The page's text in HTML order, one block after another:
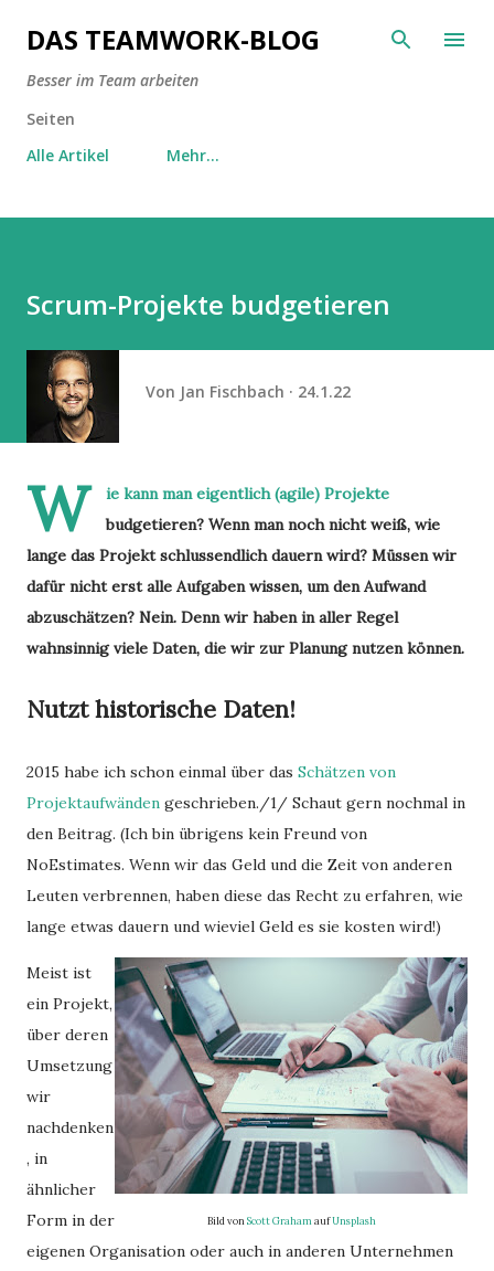
Direkt zum Hauptbereich
DAS TEAMWORK-BLOG
Besser im Team arbeiten
Seiten
Alle Artikel
Mehr…
Scrum-Projekte budgetieren
Von Jan Fischbach 24.1.22
W
ie kann man eigentlich (agile) Projekte
budgetieren? Wenn man noch nicht weiß, wie
lange das Projekt schlussendlich dauern wird? Müssen wir
dafür nicht erst alle Aufgaben wissen, um den Aufwand
abzuschätzen? Nein. Denn wir haben in aller Regel
wahnsinnig viele Daten, die wir zur Planung nutzen können.
Nutzt historische Daten!
2015 habe ich schon einmal über das Schätzen von
Projektaufwänden geschrieben./1/ Schaut gern nochmal in
den Beitrag. (Ich bin übrigens kein Freund von
NoEstimates. Wenn wir das Geld und die Zeit von anderen
Leuten verbrennen, haben diese das Recht zu erfahren, wie
lange etwas dauern und wieviel Geld es sie kosten wird!)
Bild von Scott Graham aufUnsplash
Meist ist
ein Projekt,
über deren
Umsetzung
wir
nachdenken
, in
ähnlicher
Form in der
eigenen Organisation oder auch in anderen Unternehmen